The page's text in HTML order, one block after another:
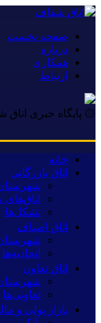
صفحه نخست
درباره
همکاری
ارتباط
۞ پایگاه خبری اتاق
خانه
اتاق بازرگانی
تشکل‌ها
اتاق اصناف
اتحادیه‌ها
اتاق تعاون
تعاونی‌ها
بازار پولی و